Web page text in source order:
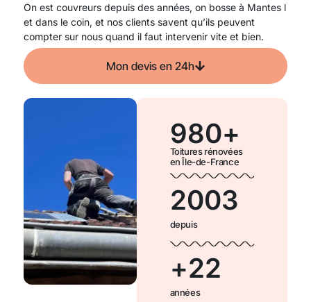
Toitures rénovées
en Île-de-France
980+
depuis
2003
années
+22
On est couvreurs depuis des années, on bosse à Mantes l
et dans le coin, et nos clients savent qu’ils peuvent
compter sur nous quand il faut intervenir vite et bien.
Mon devis en 24h